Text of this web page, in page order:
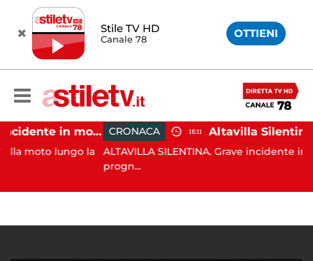
Stile TV HD
Canale 78 OTTIENI
Castellabate, incidente in moto: 27enne in ospedale
lungo la
CRONACA 18:11
ALTAVILLA SILENTINA. Grave incidente in moto: